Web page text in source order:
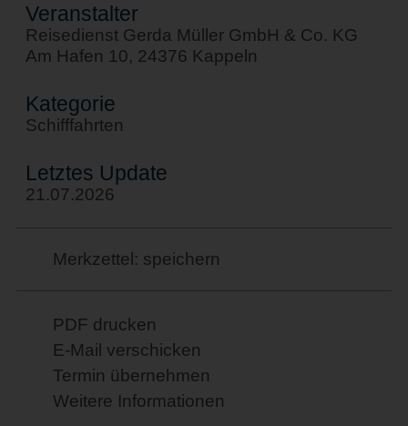
Veranstalter
Reisedienst Gerda Müller GmbH & Co. KG
Am Hafen 10, 24376 Kappeln
Kategorie
Schifffahrten
Letztes Update
21.07.2026
Merkzettel: speichern
PDF drucken
E-Mail verschicken
Termin übernehmen
Weitere Informationen